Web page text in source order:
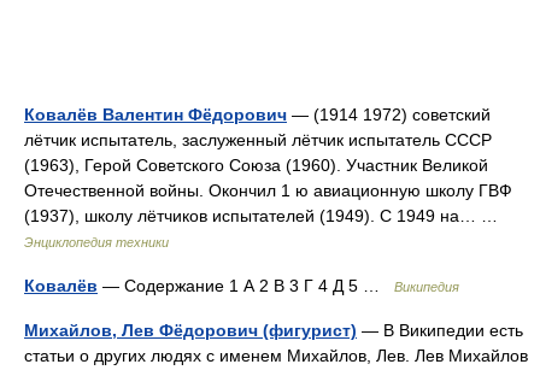
Ковалёв Валентин Фёдорович — (1914 1972) советский
лётчик испытатель, заслуженный лётчик испытатель СССР
(1963), Герой Советского Союза (1960). Участник Великой
Отечественной войны. Окончил 1 ю авиационную школу ГВФ
(1937), школу лётчиков испытателей (1949). С 1949 на… …
Энциклопедия техники
Ковалёв — Содержание 1 А 2 В 3 Г 4 Д 5 … Википедия
Михайлов, Лев Фёдорович (фигурист) — В Википедии есть
статьи о других людях с именем Михайлов, Лев. Лев Михайлов